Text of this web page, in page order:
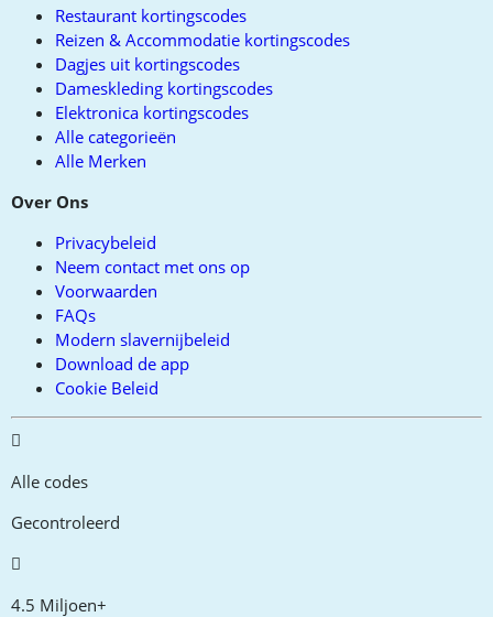
Restaurant kortingscodes
Reizen & Accommodatie kortingscodes
Dagjes uit kortingscodes
Dameskleding kortingscodes
Elektronica kortingscodes
Alle categorieën
Alle Merken
Over Ons
Privacybeleid
Neem contact met ons op
Voorwaarden
FAQs
Modern slavernijbeleid
Download de app
Cookie Beleid
Alle codes
Gecontroleerd
4.5 Miljoen+